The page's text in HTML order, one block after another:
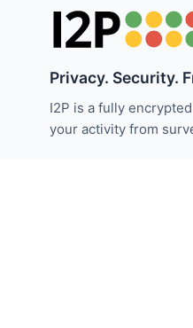
Privacy. Security.
I2P is a fully
your activity from